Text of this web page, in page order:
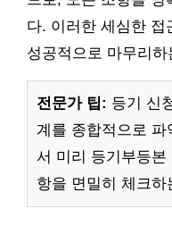
다. 이러한 세심한 접
성공적으로 마무리
전문가 팁: 등기 신
계를 종합적으로 파
서 미리 등기부등
항을 면밀히 체크